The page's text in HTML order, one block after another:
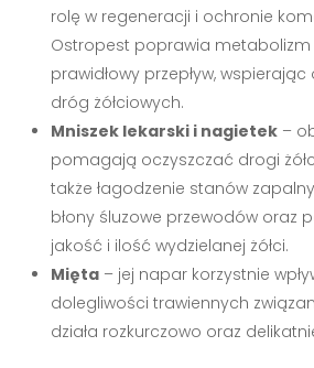
rolę w regeneracji i ochronie
Ostropest poprawia metabolizm
prawidłowy przepływ,
dróg żółciowych.
Mniszek lekarski i nagietek –
pomagają oczyszczać drogi
także łagodzenie stanów
błony śluzowe przewodów oraz
jakość i ilość wydzielanej żółci.
Mięta – jej napar korzystnie
dolegliwości trawiennych
działa rozkurczowo oraz